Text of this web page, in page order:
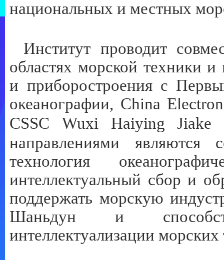
национальных и местных
Институт проводит
областях морской техники и
и приборостроения с
океанографии, China
CSSC
Wuxi Haiying Jiake
направлениями являются
технология
интеллектуальный сбор и
поддержать морскую
Шаньдун и
интеллектуализации